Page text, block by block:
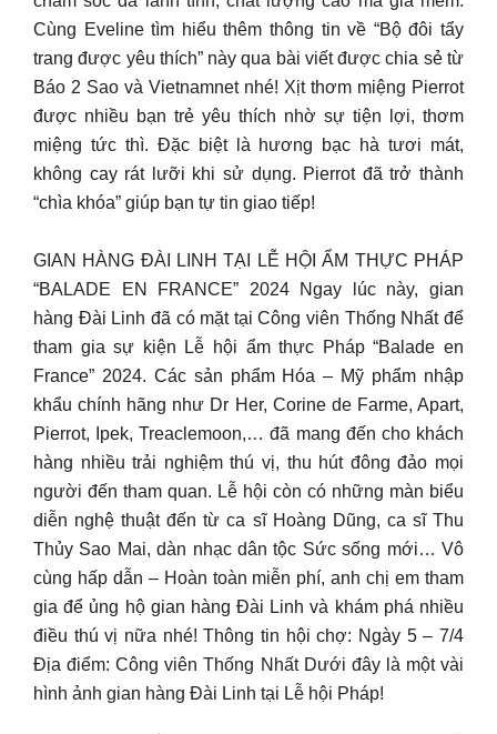
Cùng Eveline tìm hiểu thêm thông tin về “Bộ đôi tẩy
trang được yêu thích” này qua bài viết được chia sẻ từ
Báo 2 Sao và Vietnamnet nhé! Xịt thơm miệng Pierrot
được nhiều bạn trẻ yêu thích nhờ sự tiện lợi, thơm
miệng tức thì. Đặc biệt là hương bạc hà tươi mát,
không cay rát lưỡi khi sử dụng. Pierrot đã trở thành
“chìa khóa” giúp bạn tự tin giao tiếp!
GIAN HÀNG ĐÀI LINH TẠI LỄ HỘI ẨM THỰC PHÁP
“BALADE EN FRANCE” 2024 Ngay lúc này, gian
hàng Đài Linh đã có mặt tại Công viên Thống Nhất để
tham gia sự kiện Lễ hội ẩm thực Pháp “Balade en
France” 2024. Các sản phẩm Hóa – Mỹ phẩm nhập
khẩu chính hãng như Dr Her, Corine de Farme, Apart,
Pierrot, Ipek, Treaclemoon,… đã mang đến cho khách
hàng nhiều trải nghiệm thú vị, thu hút đông đảo mọi
người đến tham quan. Lễ hội còn có những màn biểu
diễn nghệ thuật đến từ ca sĩ Hoàng Dũng, ca sĩ Thu
Thủy Sao Mai, dàn nhạc dân tộc Sức sống mới… Vô
cùng hấp dẫn – Hoàn toàn miễn phí, anh chị em tham
gia để ủng hộ gian hàng Đài Linh và khám phá nhiều
điều thú vị nữa nhé! Thông tin hội chợ: Ngày 5 – 7/4
Địa điểm: Công viên Thống Nhất Dưới đây là một vài
hình ảnh gian hàng Đài Linh tại Lễ hội Pháp!